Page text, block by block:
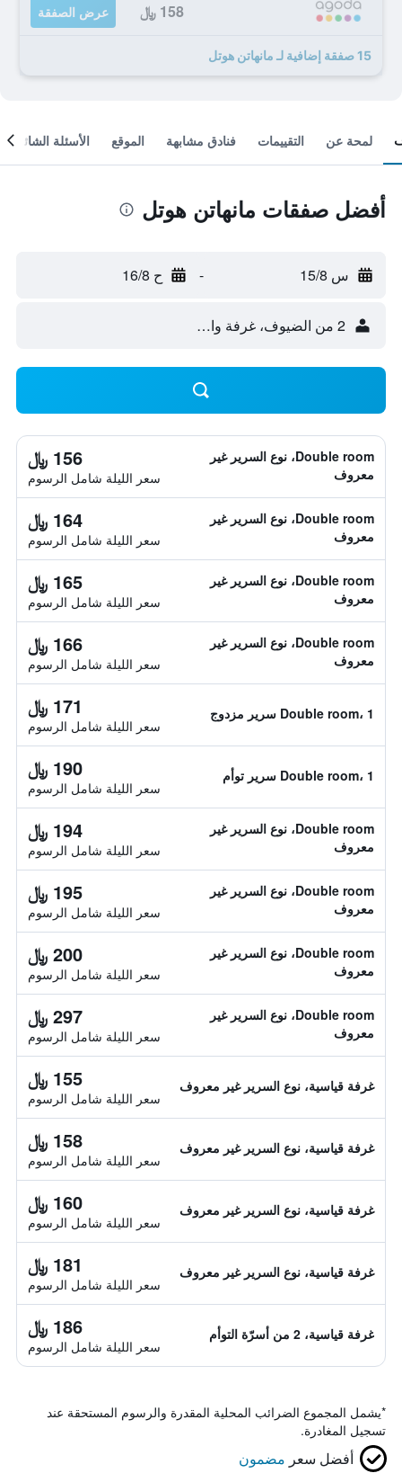
158 ﷼ عرض الصفقة
15 صفقة إضافية لـ مانهاتن هوتل
لمحة عن التقييمات فنادق مشابهة الموقع الأسئلة الشائعة
أفضل صفقات مانهاتن هوتل
س 15/8 - ح 16/8
2 من الضيوف، غرفة واحدة
Double room، نوع السرير غير
معروف
156 ﷼
سعر الليلة شامل الرسوم
Double room، نوع السرير غير
معروف
164 ﷼
سعر الليلة شامل الرسوم
Double room، نوع السرير غير
معروف
165 ﷼
سعر الليلة شامل الرسوم
Double room، نوع السرير غير
معروف
166 ﷼
سعر الليلة شامل الرسوم
Double room، 1 سرير مزدوج 171 ﷼
سعر الليلة شامل الرسوم
Double room، 1 سرير توأم 190 ﷼
سعر الليلة شامل الرسوم
Double room، نوع السرير غير
معروف
194 ﷼
سعر الليلة شامل الرسوم
Double room، نوع السرير غير
معروف
195 ﷼
سعر الليلة شامل الرسوم
Double room، نوع السرير غير
معروف
200 ﷼
سعر الليلة شامل الرسوم
Double room، نوع السرير غير
معروف
297 ﷼
سعر الليلة شامل الرسوم
غرفة قياسية، نوع السرير غير معروف 155 ﷼
سعر الليلة شامل الرسوم
غرفة قياسية، نوع السرير غير معروف 158 ﷼
سعر الليلة شامل الرسوم
غرفة قياسية، نوع السرير غير معروف 160 ﷼
سعر الليلة شامل الرسوم
غرفة قياسية، نوع السرير غير معروف 181 ﷼
سعر الليلة شامل الرسوم
غرفة قياسية، 2 من أسرّة التوأم 186 ﷼
سعر الليلة شامل الرسوم
*يشمل المجموع الضرائب المحلية المقدرة والرسوم المستحقة عند
تسجيل المغادرة.
أفضل سعر مضمون